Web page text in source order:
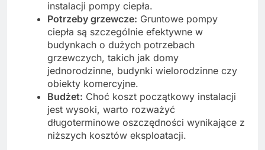
instalacji pompy ciepła.
Potrzeby grzewcze: Gruntowe pompy
ciepła są szczególnie efektywne w
budynkach o dużych potrzebach
grzewczych, takich jak domy
jednorodzinne, budynki wielorodzinne czy
obiekty komercyjne.
Budżet: Choć koszt początkowy instalacji
jest wysoki, warto rozważyć
długoterminowe oszczędności wynikające z
niższych kosztów eksploatacji.